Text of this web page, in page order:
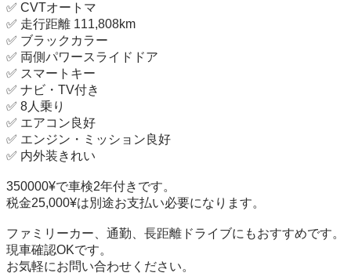
✅ CVTオートマ
✅ 走行距離 111,808km
✅ ブラックカラー
✅ 両側パワースライドドア
✅ スマートキー
✅ ナビ・TV付き
✅ 8人乗り
✅ エアコン良好
✅ エンジン・ミッション良好
✅ 内外装きれい
350000¥で車検2年付きです。
税金25,000¥は別途お支払い必要になります。
ファミリーカー、通勤、長距離ドライブにもおすすめです。
現車確認OKです。
お気軽にお問い合わせください。